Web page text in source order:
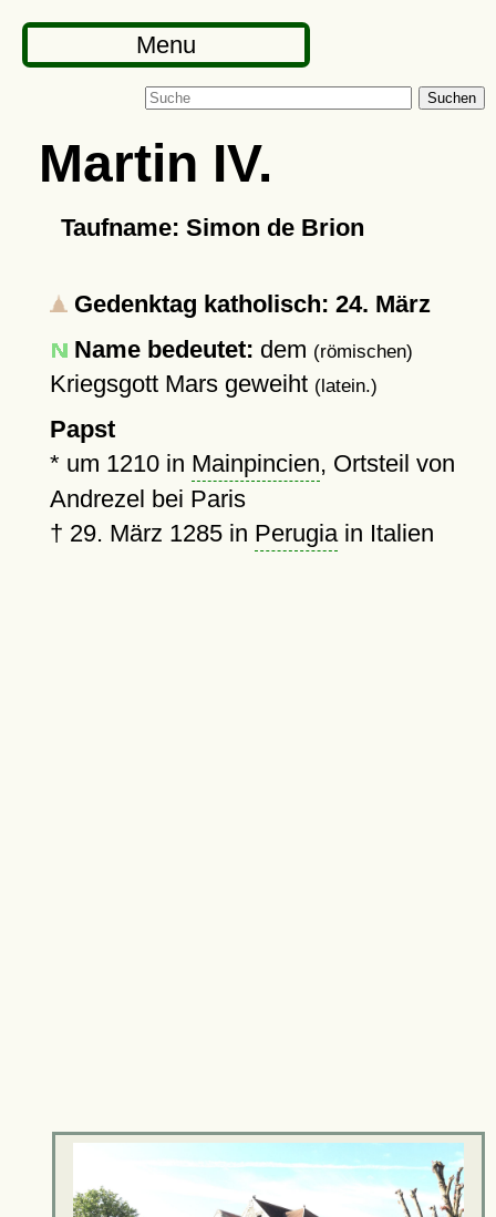
Menu
Suchen
Martin IV.
Taufname: Simon de Brion
Gedenktag katholisch: 24. März
Name bedeutet: dem (römischen)
Kriegsgott Mars geweiht (latein.)
Papst
* um 1210in Mainpincien, Ortsteil von
Andrezel bei Paris
† 29. März 1285in Perugiain Italien